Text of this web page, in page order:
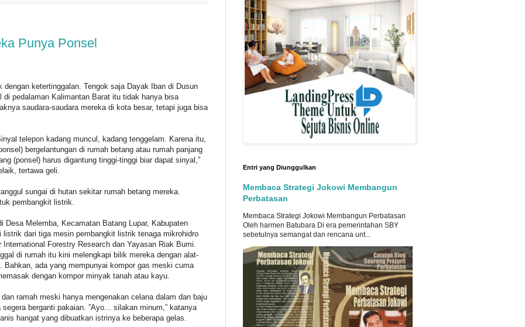
Punya Ponsel
dengan ketertinggalan. Tengok saja Dayak Iban di Dusun
di pedalaman Kalimantan Barat itu tidak hanya bisa
saudara-saudara mereka di kota besar, tetapi juga bisa
telepon kadang muncul, kadang tenggelam. Karena itu,
bergelantungan di rumah betang atau rumah panjang
(ponsel) harus digantung tinggi-tinggi biar dapat sinyal,”
tertawa geli.
sungai di hutan sekitar rumah betang mereka.
pembangkit listrik.
Melemba, Kecamatan Batang Lupar, Kabupaten
dari tiga mesin pembangkit listrik tenaga mikrohidro
Forestry Research dan Yayasan Riak Bumi.
di rumah itu kini melengkapi bilik mereka dengan alat-
ada yang mempunyai kompor gas meski cuma
dengan kompor minyak tanah atau kayu.
ramah meski hanya mengenakan celana dalam dan baju
berganti pakaian. ”Ayo... silakan minum,” katanya
hangat yang dibuatkan istrinya ke beberapa gelas.
Entri yang Diunggulkan
Membaca Strategi Jokowi Membangun
Perbatasan
Membaca Strategi Jokowi Membangun Perbatasan
Oleh harmen Batubara Di era pemerintahan SBY
sebetulnya semangat dan rencana unt...